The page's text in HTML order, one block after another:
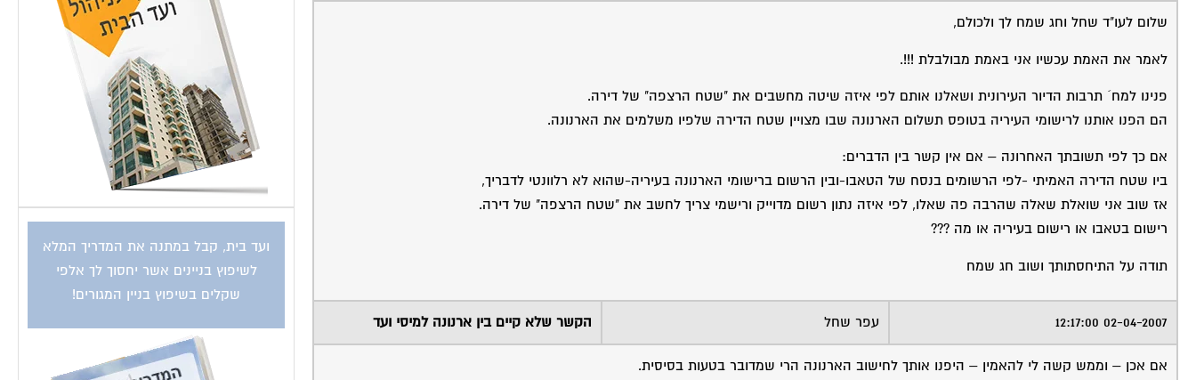
שלום לעו"ד שחל וחג שמח לך ולכולם,
לאמר את האמת עכשיו אני באמת מבולבלת !!!.
פנינו למח´ תרבות הדיור העירונית ושאלנו אותם לפי איזה שיטה מחשבים את "שטח הרצפה" של דירה.
הם הפנו אותנו לרישומי העיריה בטופס תשלום הארנונה שבו מצויין שטח הדירה שלפיו משלמים את הארנונה.
אם כך לפי תשובתך האחרונה – אם אין קשר בין הדברים:
ביו שטח הדירה האמיתי -לפי הרשומים בנסח של הטאבו-ובין הרשום ברישומי הארנונה בעיריה-שהוא לא רלוונטי לדבריך,
אז שוב אני שואלת שאלה שהרבה פה שאלו, לפי איזה נתון רשום מדוייק ורישמי צריך לחשב את "שטח הרצפה" של דירה.
רישום בטאבו או רישום בעיריה או מה ???
תודה על התיחסתותך ושוב חג שמח
02-04-2007 12:17:00 עפר שחל הקשר שלא קיים בין ארנונה למיסי ועד
אם אכן – וממש קשה לי להאמין – היפנו אותך לחישוב הארנונה הרי שמדובר בטעות בסיסית.
ועד בית, קבל במתנה את המדריך המלא
לשיפוץ בניינים אשר יחסוך לך אלפי
שקלים בשיפוץ בניין המגורים!